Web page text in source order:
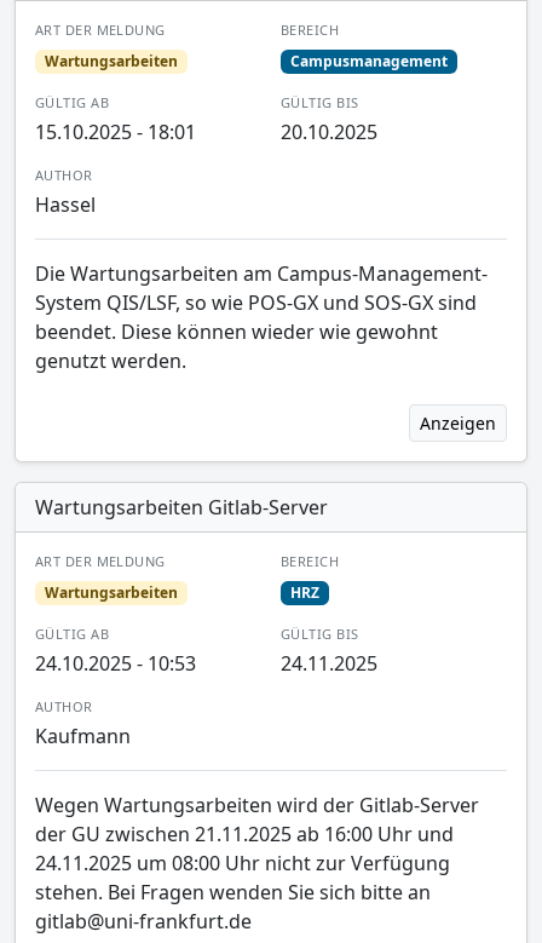
ART DER MELDUNG
Wartungsarbeiten
BEREICH
Campusmanagement
GÜLTIG AB
15.10.2025 - 18:01
GÜLTIG BIS
20.10.2025
AUTHOR
Hassel
Die Wartungsarbeiten am Campus-Management-
System QIS/LSF, so wie POS-GX und SOS-GX sind
beendet. Diese können wieder wie gewohnt
genutzt werden.
Anzeigen
Wartungsarbeiten Gitlab-Server
ART DER MELDUNG
Wartungsarbeiten
BEREICH
HRZ
GÜLTIG AB
24.10.2025 - 10:53
GÜLTIG BIS
24.11.2025
AUTHOR
Kaufmann
Wegen Wartungsarbeiten wird der Gitlab-Server
der GU zwischen 21.11.2025 ab 16:00 Uhr und
24.11.2025 um 08:00 Uhr nicht zur Verfügung
stehen. Bei Fragen wenden Sie sich bitte an
gitlab@uni-frankfurt.de